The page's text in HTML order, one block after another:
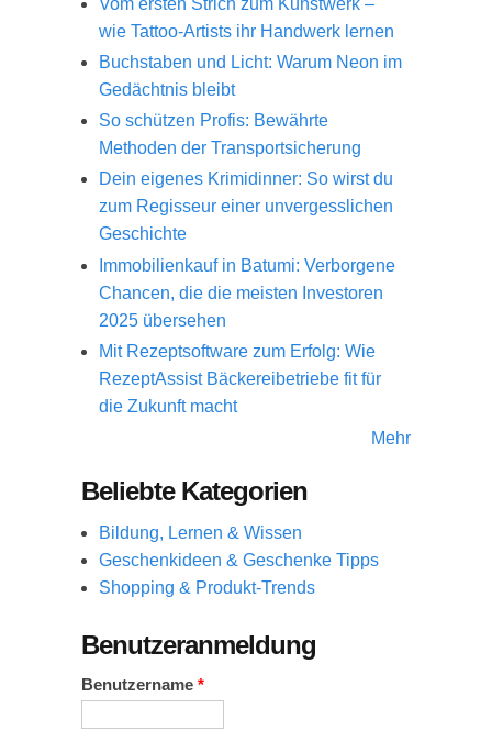
Vom ersten Strich zum Kunstwerk –
wie Tattoo-Artists ihr Handwerk lernen
Buchstaben und Licht: Warum Neon im
Gedächtnis bleibt
So schützen Profis: Bewährte
Methoden der Transportsicherung
Dein eigenes Krimidinner: So wirst du
zum Regisseur einer unvergesslichen
Geschichte
Immobilienkauf in Batumi: Verborgene
Chancen, die die meisten Investoren
2025 übersehen
Mit Rezeptsoftware zum Erfolg: Wie
RezeptAssist Bäckereibetriebe fit für
die Zukunft macht
Mehr
Beliebte Kategorien
Bildung, Lernen & Wissen
Geschenkideen & Geschenke Tipps
Shopping & Produkt-Trends
Benutzeranmeldung
Benutzername *